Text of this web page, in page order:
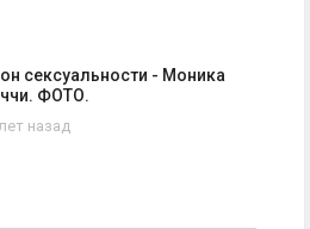
сексуальности - Моника
ФОТО.
назад